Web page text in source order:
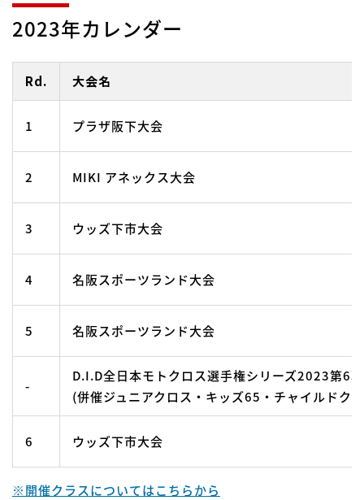
2023年カレンダー
Rd. 大会名
1 プラザ阪下大会
2 MIKI アネックス大会
3 ウッズ下市大会
4 名阪スポーツランド大会
5 名阪スポーツランド大会
-
D.I.D全日本モトクロス選手権シリーズ2023第6
(併催ジュニアクロス・キッズ65・チャイルドク
6 ウッズ下市大会
※開催クラスについてはこちらから